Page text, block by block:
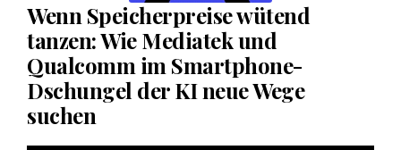
Wenn Speicherpreise wütend
tanzen: Wie Mediatek und
Qualcomm im Smartphone-
Dschungel der KI neue Wege
suchen